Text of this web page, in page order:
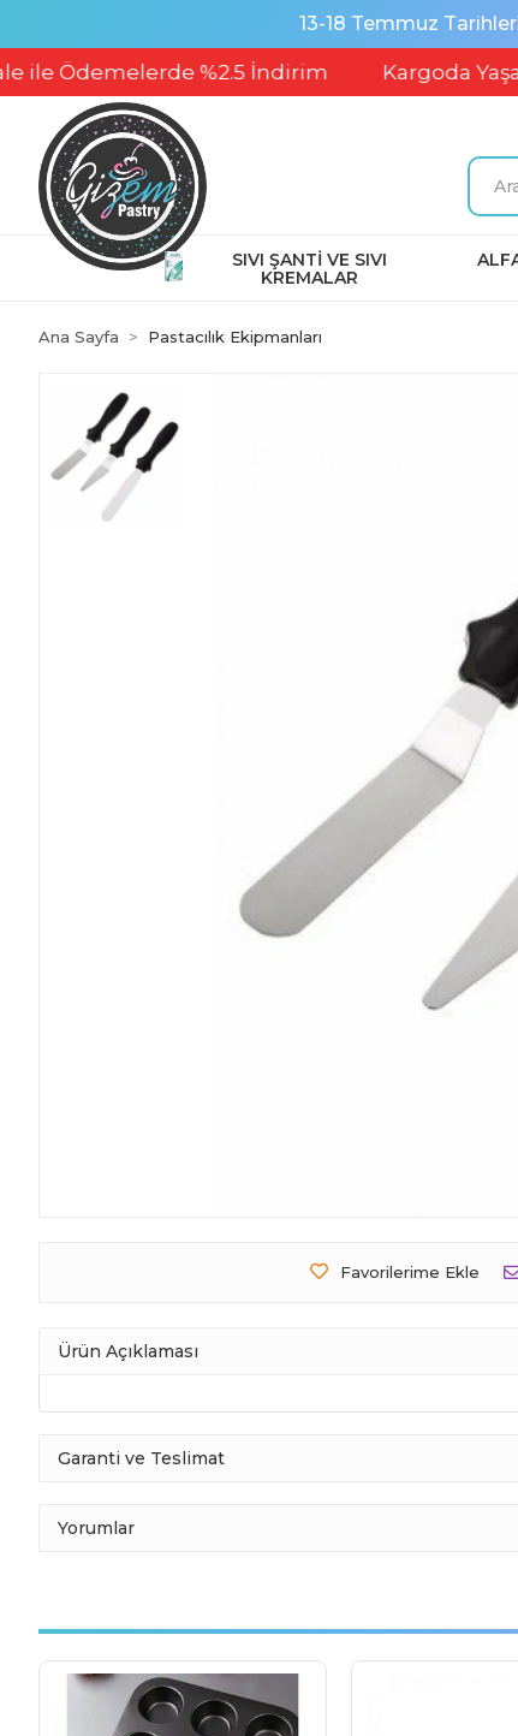
13-18 Temmuz
%2.5 İndirim Kargoda
SIVI ŞANTİ VE SIVI
KREMALAR
Ana Sayfa Pastacılık Ekipmanları
Favorilerime Ekle
Ürün Açıklaması
Garanti ve Teslimat
Yorumlar